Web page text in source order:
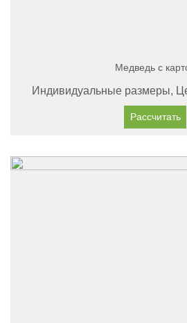
Медведь с
Индивидуальные размеры,
Рассчитать